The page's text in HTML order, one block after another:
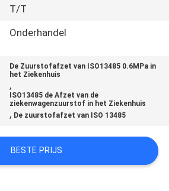
T/T
Onderhandel
De Zuurstofafzet van ISO13485 0.6MPa in
het Ziekenhuis
,
ISO13485 de Afzet van de
ziekenwagenzuurstof in het Ziekenhuis
, De zuurstofafzet van ISO 13485
BESTE PRIJS